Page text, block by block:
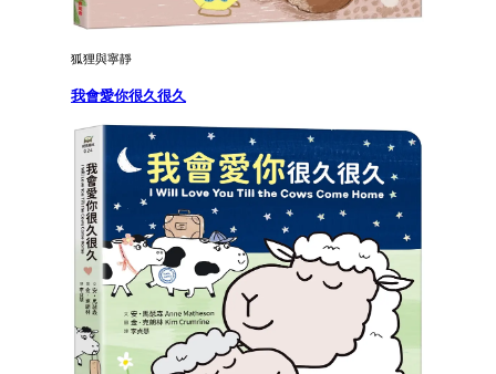
狐狸與寧靜
我會愛你很久很久